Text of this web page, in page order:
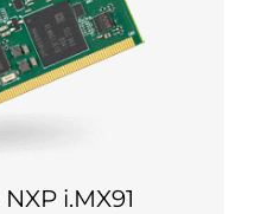
NXP i.MX91